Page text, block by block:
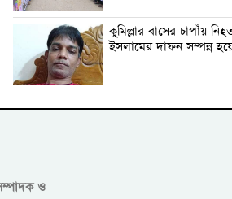
কুমিল্লার বাসের চাপাঁয়
ইসলামের দাফন সম্পন্ন
ও